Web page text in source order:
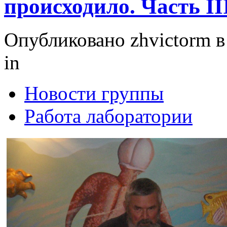
происходило. Часть
Опубликовано zhvictorm
in
Новости группы
Работа лаборатории